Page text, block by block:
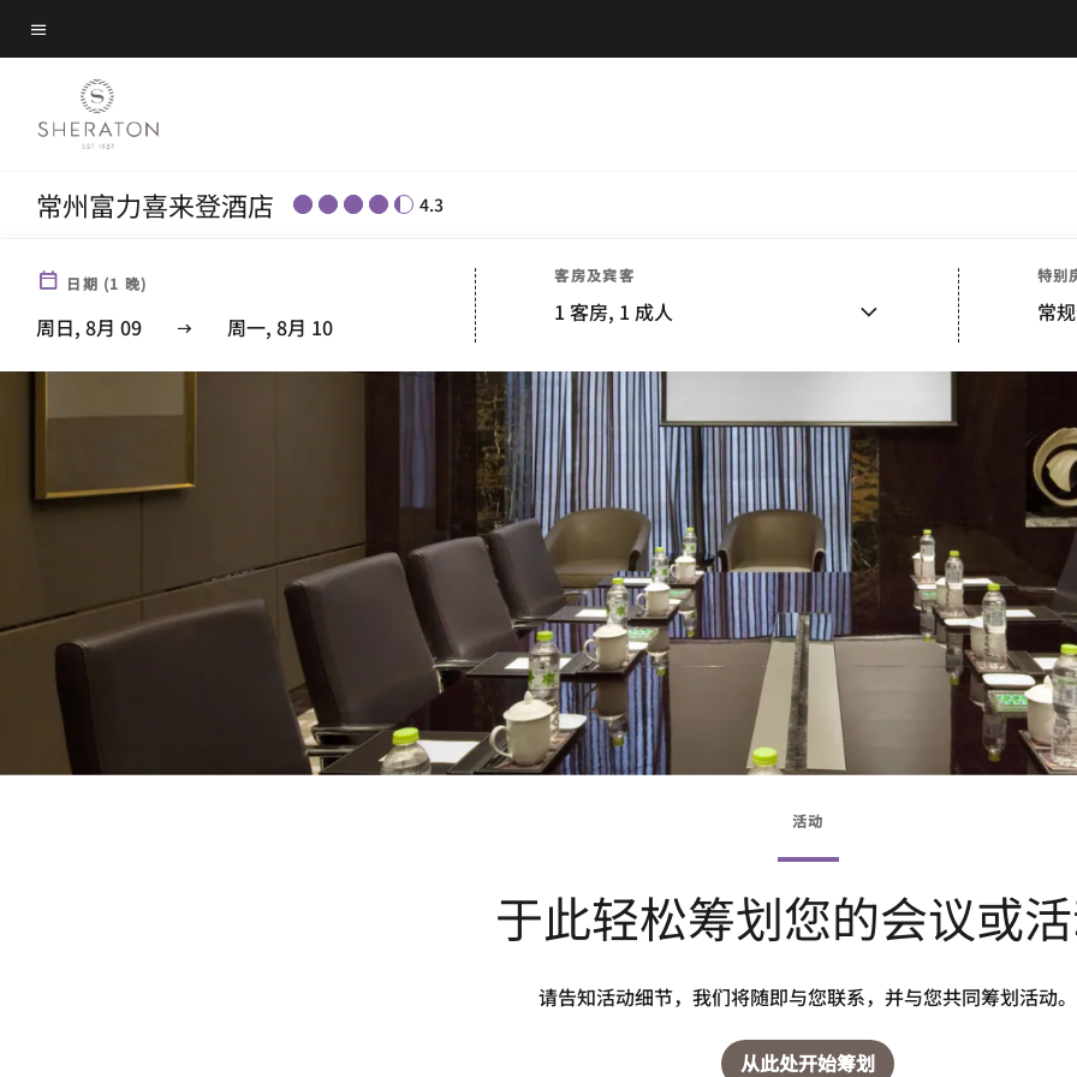
Skip
to
content
菜单文本
常州富力喜来登酒店 4.3
日期 (1 晚)
周日, 8月 09 周一, 8月 10
客房及宾客
1 客房, 1 成人
特别
常
活动
于此轻松筹划您的会议或
请告知活动细节，我们将随即与您联系，并与您共同筹划活动。
从此处开始筹划